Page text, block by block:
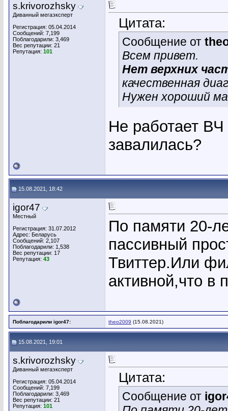
s.krivorozhsky
Диванный мегаэксперт
Регистрация: 05.04.2014
Сообщений: 7,199
Поблагодарили: 3,469
Вес репутации: 21
Репутация: 101
Цитата:
Сообщение от
Всем привет.
Нет верхних
качественная
Нужен хороший
Не работает
завалилась?
15.08.2021, 18:42
igor47
Местный
Регистрация: 31.07.2012
Адрес: Беларусь
Сообщений: 2,107
Поблагодарили: 1,538
Вес репутации: 17
Репутация: 43
По памяти 20-
пассивный
Твиттер.Или
активной,что в
Поблагодарили igor47: theo2009 (15.08.2021)
15.08.2021, 19:01
s.krivorozhsky
Диванный мегаэксперт
Регистрация: 05.04.2014
Сообщений: 7,199
Поблагодарили: 3,469
Вес репутации: 21
Репутация: 101
Цитата:
Сообщение от